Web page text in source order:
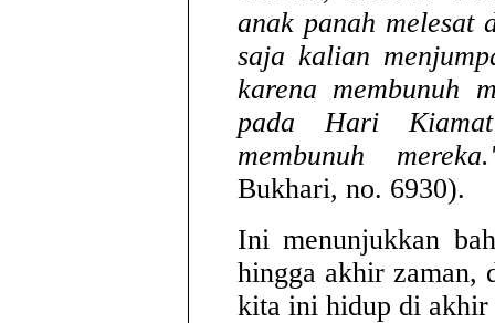
anak panah melesat
saja kalian
karena membunuh
pada Hari
membunuh
Bukhari, no. 6930).
Ini menunjukkan
hingga akhir zaman,
kita ini hidup di akhir